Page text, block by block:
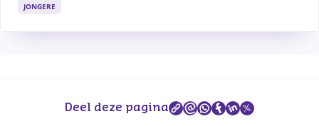
JONGERE
Deel deze pagina